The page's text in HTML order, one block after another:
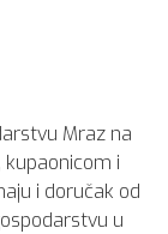
Mraz na
i
i doručak od
u